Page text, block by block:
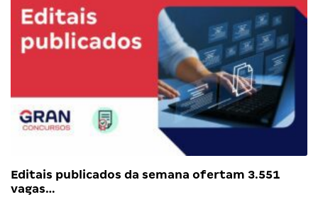
Editais publicados da semana ofertam 3.551
vagas…